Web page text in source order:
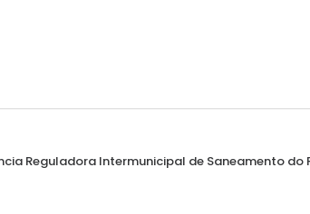
Reguladora Intermunicipal de Saneamento do